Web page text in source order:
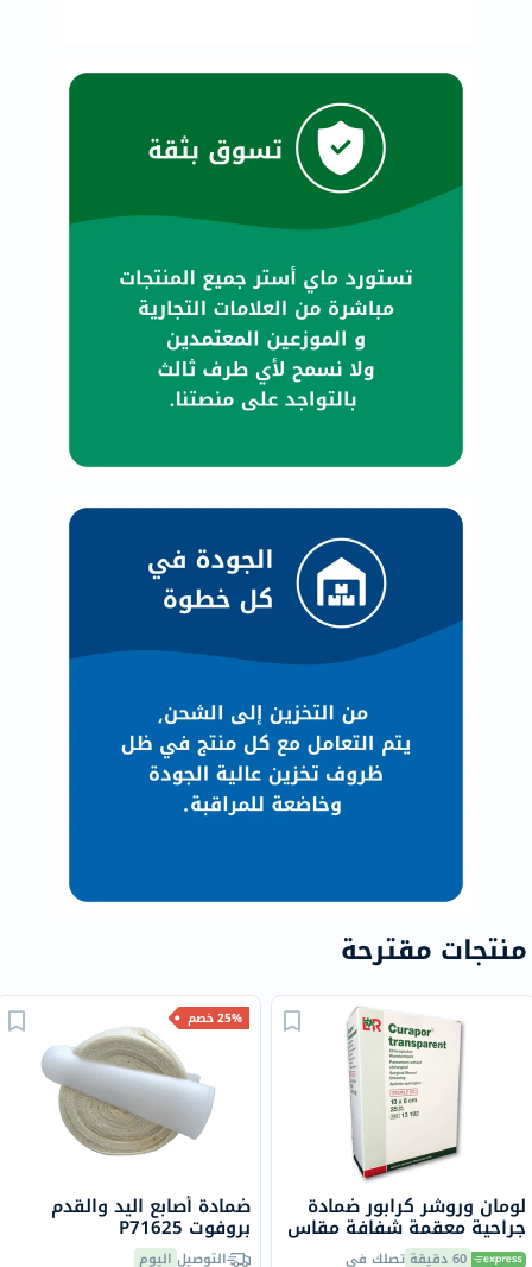
منتجات مقترحة
لومان وروشر كرابور ضمادة
جراحية معقمة شفافة مقاس
10 × 8 سم 25 قطعة 60 دقيقة تصلك في
25% خصم
ضمادة أصابع اليد والقدم
بروفوت P71625
التوصيل اليوم